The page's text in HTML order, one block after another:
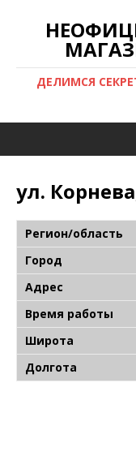
ДЕЛИМСЯ
ул.
Регион/область
Город
Адрес
Время работы
Широта
Долгота